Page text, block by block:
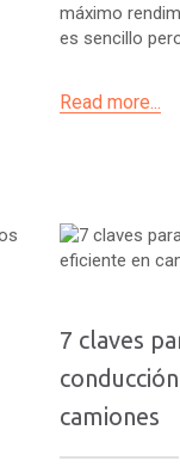
máximo
es sencillo
Read more...
7 claves
camiones